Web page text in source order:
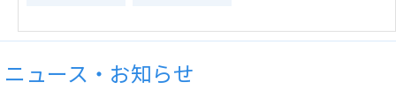
ニュース・お知らせ